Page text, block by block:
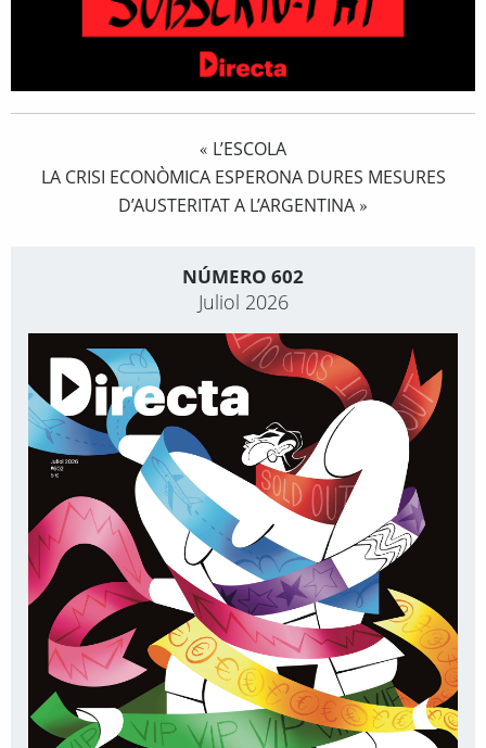
« L’ESCOLA
LA CRISI ECONÒMICA ESPERONA DURES MESURES
D’AUSTERITAT A L’ARGENTINA »
NÚMERO 602
Juliol 2026